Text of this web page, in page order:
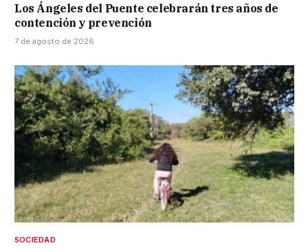
Los Ángeles del Puente celebrarán tres años de
contención y prevención
7 de agosto de 2026
SOCIEDAD